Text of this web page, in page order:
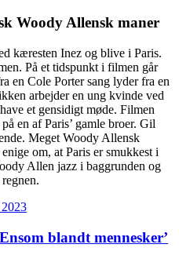
Woody Allensk maner
kæresten Inez og blive i Paris.
På et tidspunkt i filmen går
en Cole Porter sang lyder fra en
arbejder en ung kvinde ved
et gensidigt møde. Filmen
en af Paris’ gamle broer. Gil
Meget Woody Allensk
om, at Paris er smukkest i
Allen jazz i baggrunden og
blandt mennesker’